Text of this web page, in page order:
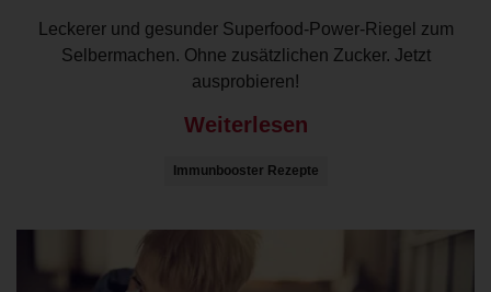
Leckerer und gesunder Superfood-Power-Riegel zum
Selbermachen. Ohne zusätzlichen Zucker. Jetzt
ausprobieren!
Weiterlesen
Immunbooster Rezepte